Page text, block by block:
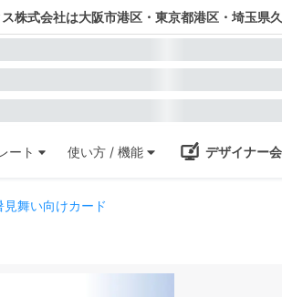
株式会社は大阪市港区・東京都港区・埼玉県
ート 使い方 / 機能 デザイナー
舞い向けカード